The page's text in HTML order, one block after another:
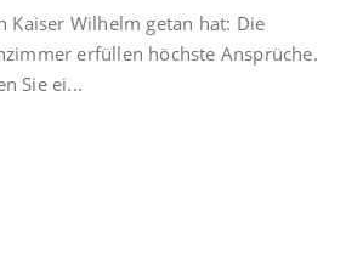
Kaiser Wilhelm getan hat: Die
erfüllen höchste Ansprüche.
Sie ei...